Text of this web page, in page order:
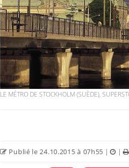
LE MÉTRO DE STOCKHOLM (SUÈDE),
Publié le 24.10.2015 à 07h55 | |